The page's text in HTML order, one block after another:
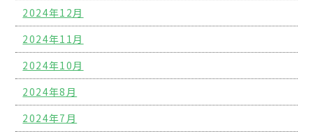
2024年12月
2024年11月
2024年10月
2024年8月
2024年7月